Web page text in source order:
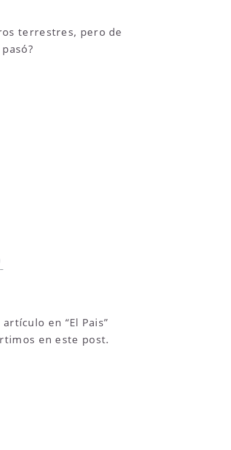
terrestres, pero de
en “El Pais”
en este post.